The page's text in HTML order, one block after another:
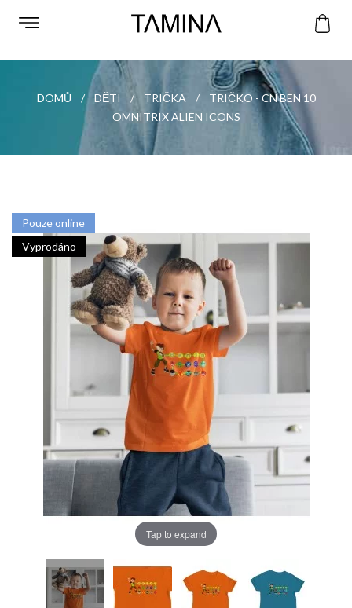
DOMŮ DĚTI TRIČKA
TRIČKO - CN BEN 10
OMNITRIX ALIEN ICONS
Pouze online
Vyprodáno
Tap to expand